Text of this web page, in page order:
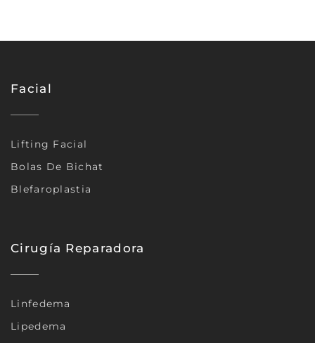
Facial
Lifting Facial
Bolas De Bichat
Blefaroplastia
Cirugía Reparadora
Linfedema
Lipedema